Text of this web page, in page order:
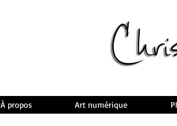
À propos Art numérique